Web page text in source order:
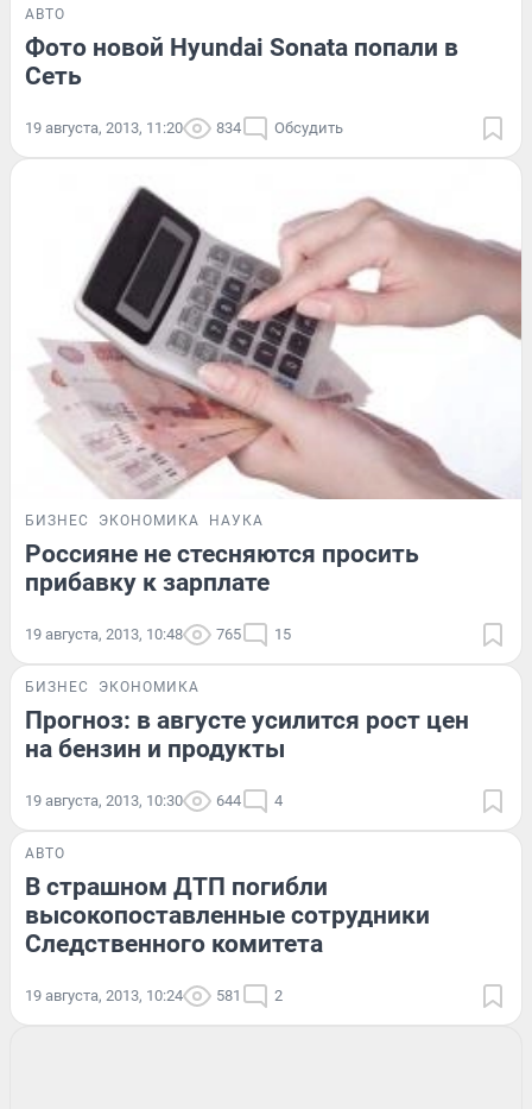
АВТО
Фото новой Hyundai Sonata попали в
Cеть
19 августа, 2013, 11:20 834 Обсудить
БИЗНЕС ЭКОНОМИКА НАУКА
Россияне не стесняются просить
прибавку к зарплате
19 августа, 2013, 10:48 765 15
БИЗНЕС ЭКОНОМИКА
Прогноз: в августе усилится рост цен
на бензин и продукты
19 августа, 2013, 10:30 644 4
АВТО
В страшном ДТП погибли
высокопоставленные сотрудники
Следственного комитета
19 августа, 2013, 10:24 581 2